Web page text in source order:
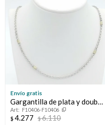
Envío gratis
Gargantilla de plata y double
en oro 18 ktes, ESPIGA
F10406-F10406
$ 4.277 $6.110